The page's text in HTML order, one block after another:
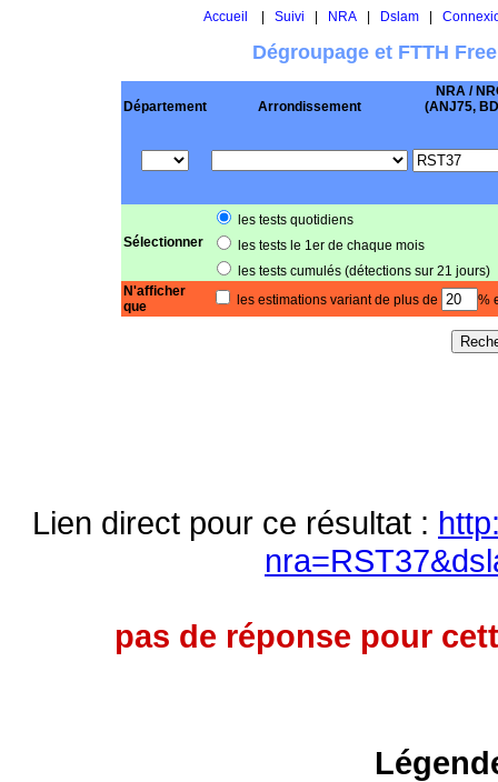
Accueil Suivi NRA| Dslam|
Dégroupage et FTTH
Département Arrondissement
NRA /
(ANJ75,
Sélectionner
les tests quotidiens
les tests le 1er de chaque mois
les tests cumulés (détections sur 21 jours)
N'afficher
que
les estimations variant de plus de %
Lien direct pour ce résultat :
pas de réponse pour